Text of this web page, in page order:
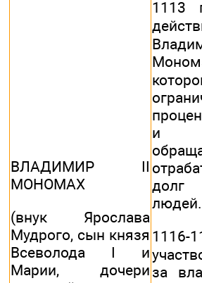
ВЛАДИМИР II
МОНОМАХ
(внук Ярослава
Мудрого, сын князя
Всеволода I и
Марии, дочери
1113
и
долг
людей.
за